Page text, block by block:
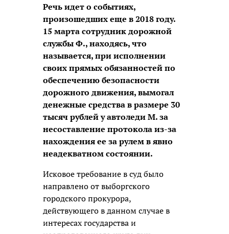
Речь идет о событиях,
произошедших еще в 2018 году.
15 марта сотрудник дорожной
службы Ф., находясь, что
называется, при исполнении
своих прямых обязанностей по
обеспечению безопасности
дорожного движения, вымогал
денежные средства в размере 30
тысяч рублей у автоледи М. за
несоставление протокола из-за
нахождения ее за рулем в явно
неадекватном состоянии.
Исковое требование в суд было
направлено от выборгского
городского прокурора,
действующего в данном случае в
интересах государства и